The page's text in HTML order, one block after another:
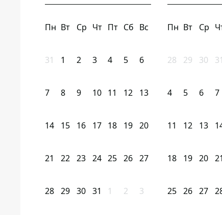
Пн Вт Ср Чт Пт Сб Вс
31 1 2 3 4 5 6
7 8 9 10 11 12 13
14 15 16 17 18 19 20
21 22 23 24 25 26 27
28 29 30 31 1 2 3
Пн Вт Ср
28 29 30 31
4 5 6 7
11 12 13
18 19 20 21
25 26 27